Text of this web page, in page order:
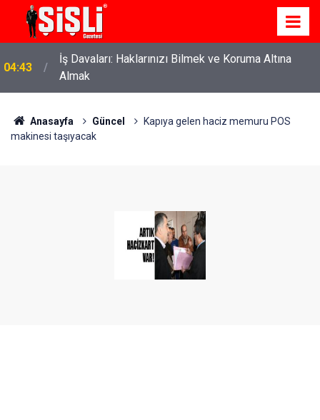
04:43
İş Davaları: Haklarınızı Bilmek ve Koruma Altına
Almak
Anasayfa Güncel
Kapıya gelen haciz memuru POS
makinesi taşıyacak